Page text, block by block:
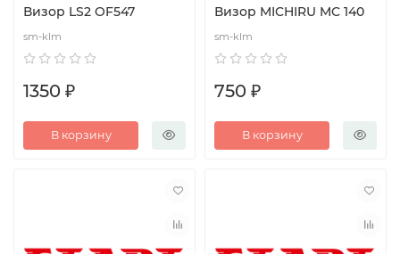
Визор LS2 OF547
sm-klm
1350 ₽
В корзину
Визор MICHIRU MC 140
sm-klm
750 ₽
В корзину